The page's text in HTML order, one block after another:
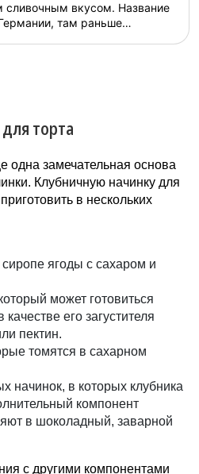
сливочным вкусом. Название
там раньше
торта
одна замечательная основа
Клубничную начинку для
в нескольких
ягоды с сахаром и
может готовиться
его загустителя
пектин.
томятся в сахарном
начинок, в которых клубника
компонент
в шоколадный, заварной
с другими компонентами